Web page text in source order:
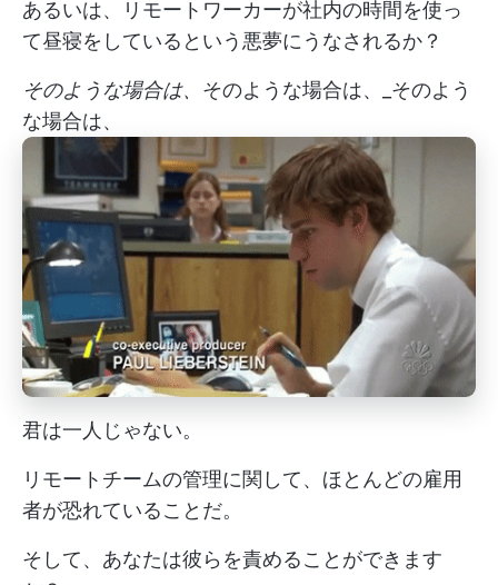
あるいは、リモートワーカーが社内の時間を使っ
て昼寝をしているという悪夢にうなされるか？
そのような場合は、 そのような場合は、_そのよう
な場合は、
君は一人じゃない。
リモートチームの管理に関して、ほとんどの雇用
者が恐れていることだ。
そして、あなたは彼らを責めることができます